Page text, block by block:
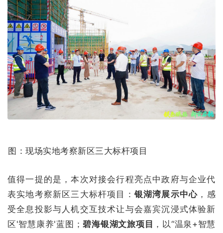
图：现场实地考察新区三大标杆项目
值得一提的是，本次对接会行程亮点中政府与企业代
表实地考察新区三大标杆项目： 银湖湾展示中心 ，感
受全息投影与人机交互技术让与会嘉宾沉浸式体验新
区'智慧康养'蓝图；碧海银湖文旅项目 ，以“温泉+智慧